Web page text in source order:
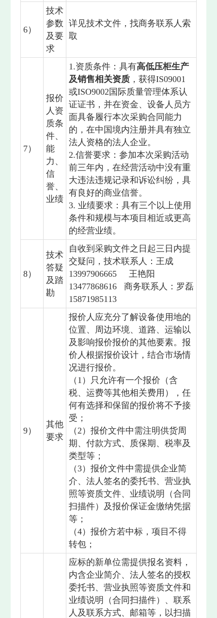
6）
技术
参数
及要
求
详见技术文件，找商务联系人索
取
7）
报价
人资
质条
件、
能
力、
信
誉、
业绩
1.资质条件：具有高低压柜生产
及销售相关资质，获得IS09001
或ISO9002国际质量管理体系认
证证书，并在资金、设备人员方
面具备履行本次采购合同能力
的，在中国境内注册并具有独立
法人资格的法人企业。
2.信誉要求：参加本次采购活动
前三年内，在经营活动中没有重
大违法违规记录和诉讼纠纷，具
有良好的商业信誉。
3. 业绩要求：具有三个以上使用
条件和规模与本项目相近或更高
的经营业绩。
8）
技术
答疑
及踏
勘
自收到采购文件之日起三日内提
交疑问，技术联系人：王成
13997906665 王艳阳
13477868616 商务联系人：罗磊
15871985113
9）
其他
要求
报价人应充分了解设备使用地的
位置、周边环境、道路、运输以
及影响报价报价的其他要素。报
价人根据报价设计，结合市场情
况进行报价。
（1）只允许有一个报价（含
税、运费等其他相关费用），任
何有选择和保留的报价将不予接
受；
（2）报价文件中需注明供货周
期、付款方式、质保期、税率及
类型等；
（3）报价文件中需提供企业简
介、法人签名的委托书、营业执
照等资质文件、业绩说明（合同
扫描件）及报价保证金缴纳凭据
等；
（4）报价方若中标，项目不得
转包；
应标的新单位需提供报名资料，
内含企业简介、法人签名的授权
委托书、营业执照等资质文件和
业绩说明（合同扫描件）、联系
人及联系方式、邮箱等，以扫描